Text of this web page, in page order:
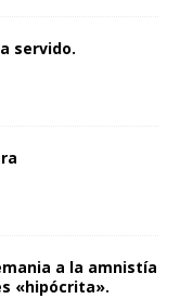
servido.
a la amnistía
«hipócrita».